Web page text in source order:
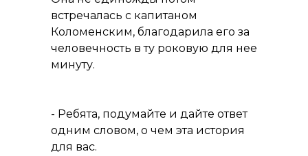
встречалась с капитаном
Коломенским, благодарила его за
человечность в ту роковую для нее
минуту.
- Ребята, подумайте и дайте ответ
одним словом, о чем эта история
для вас.